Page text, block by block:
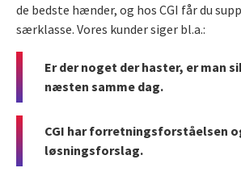
de bedste hænder, og hos CGI får du
særklasse. Vores kunder siger bl.a.:
Er der noget der haster, er man
næsten samme dag.
CGI har forretningsforståelsen
løsningsforslag.